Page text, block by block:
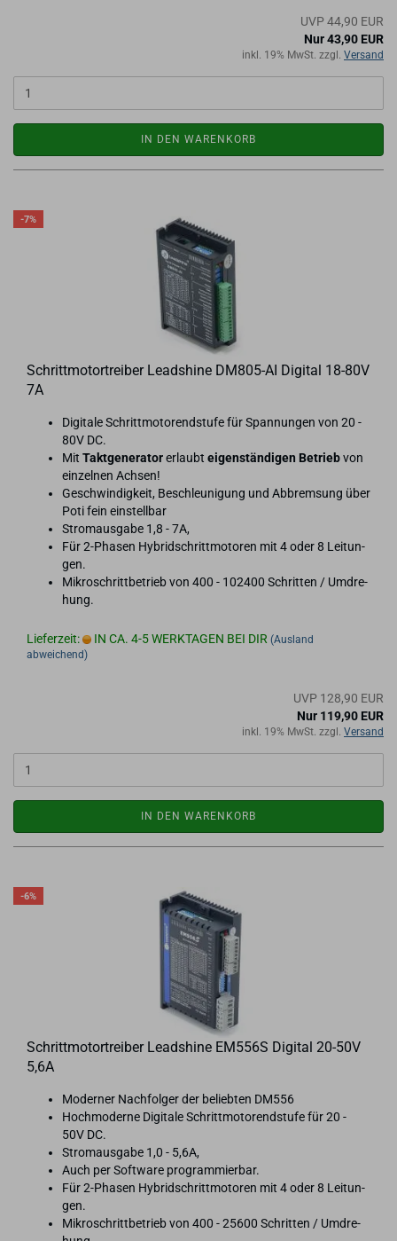
UVP 44,90 EUR
Nur 43,90 EUR
inkl. 19% MwSt. zzgl. Versand
IN DEN WARENKORB
-7%
Schritt­mo­tor­trei­ber Lead­shi­ne DM805-​​AI Di­gi­tal 18-​80V
7A
Di­gi­ta­le Schritt­mo­to­rend­stu­fe für Span­nun­gen von 20 -
80V DC.
Mit Takt­ge­ne­ra­torer­laubt ei­gen­stän­di­gen Be­triebvon
ein­zel­nen Ach­sen!
Ge­schwin­dig­keit, Be­schleu­ni­gung und Ab­brem­sung über
Poti fein ein­stell­bar
Strom­aus­ga­be 1,8 - 7A,
Für 2-​Phasen Hy­brid­schritt­mo­to­ren mit 4 oder 8 Lei­tun­
gen.
Mi­kro­schritt­be­trieb von 400 - 102400 Schrit­ten / Um­dre­
hung.
Lieferzeit: IN CA. 4-5 WERKTAGEN BEI DIR (Ausland
abweichend)
UVP 128,90 EUR
Nur 119,90 EUR
inkl. 19% MwSt. zzgl. Versand
IN DEN WARENKORB
-6%
Schritt­mo­tor­trei­ber Lead­shi­ne EM556S Di­gi­tal 20-​50V
5,6A
Mo­der­ner Nach­fol­ger der be­lieb­ten DM556
Hoch­mo­der­ne Di­gi­ta­le Schritt­mo­to­rend­stu­fe für 20 -
50V DC.
Strom­aus­ga­be 1,0 - 5,6A,
Auch per Soft­ware pro­gram­mier­bar.
Für 2-​Phasen Hy­brid­schritt­mo­to­ren mit 4 oder 8 Lei­tun­
gen.
Mi­kro­schritt­be­trieb von 400 - 25600 Schrit­ten / Um­dre­